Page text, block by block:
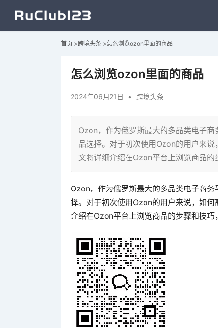
首页 >跨境头条 >怎么浏览ozon里面的商品
怎么浏览ozon里面的商品
2024年06月21日 • 跨境头条
Ozon，作为俄罗斯最大的多品类电子
品选择。对于初次使用Ozon的用户来
文将详细介绍在Ozon平台上浏览商品
Ozon，作为俄罗斯最大的多品类电子商
择。对于初次使用Ozon的用户来说，如
介绍在Ozon平台上浏览商品的步骤和技